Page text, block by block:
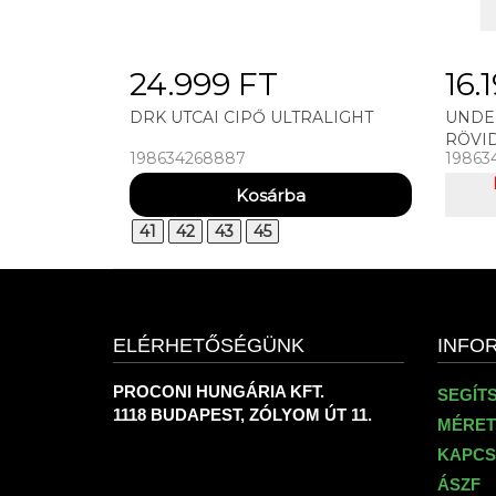
24.999 FT
DRK UTCAI CIPŐ ULTRALIGHT
198634268887
41 42 43 45
ELÉRHETŐSÉGÜNK
PROCONI HUNGÁRIA KFT.
1118 BUDAPEST, ZÓLYOM ÚT 11.
ÁSZF